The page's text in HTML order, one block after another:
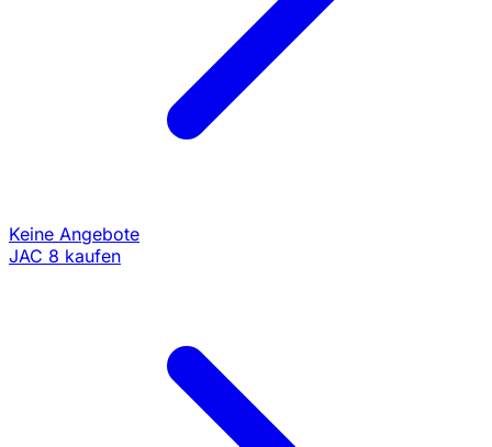
Keine Angebote
JAC 8 kaufen